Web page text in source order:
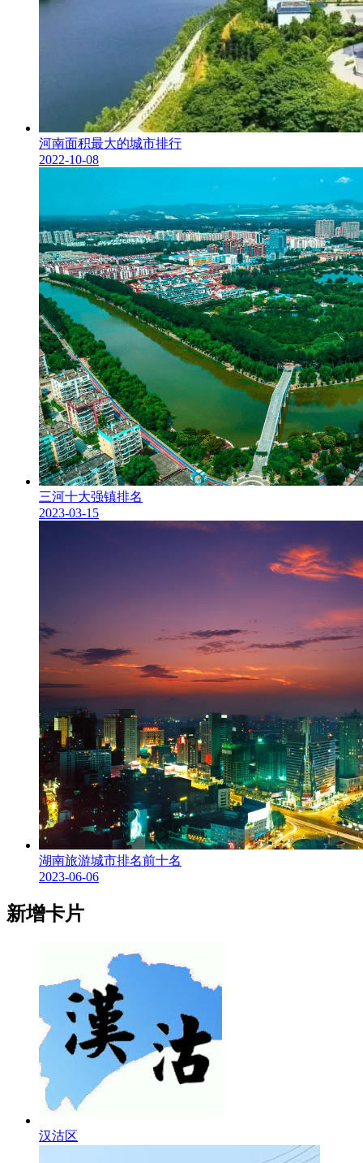
河南面积最大的城市排行
2022-10-08
三河十大强镇排名
2023-03-15
湖南旅游城市排名前十名
2023-06-06
新增卡片
汉沽区